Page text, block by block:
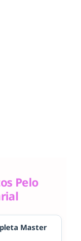
Pelo
Master